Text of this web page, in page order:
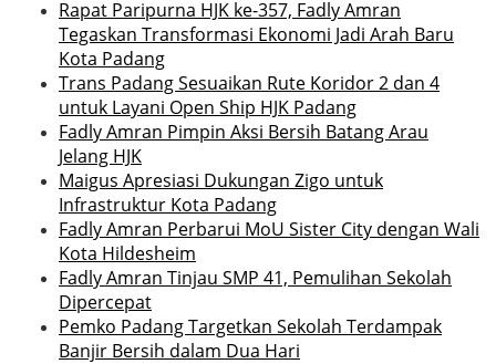
Rapat Paripurna HJK ke-357, Fadly Amran
Tegaskan Transformasi Ekonomi Jadi Arah Baru
Kota Padang
Trans Padang Sesuaikan Rute Koridor 2 dan 4
untuk Layani Open Ship HJK Padang
Fadly Amran Pimpin Aksi Bersih Batang Arau
Jelang HJK
Maigus Apresiasi Dukungan Zigo untuk
Infrastruktur Kota Padang
Fadly Amran Perbarui MoU Sister City dengan Wali
Kota Hildesheim
Fadly Amran Tinjau SMP 41, Pemulihan Sekolah
Dipercepat
Pemko Padang Targetkan Sekolah Terdampak
Banjir Bersih dalam Dua Hari